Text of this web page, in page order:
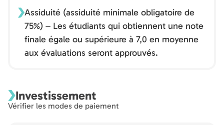
Assiduité (assiduité minimale obligatoire de
75%) – Les étudiants qui obtiennent une note
finale égale ou supérieure à 7,0 en moyenne
aux évaluations seront approuvés.
Investissement
Vérifier les modes de paiement